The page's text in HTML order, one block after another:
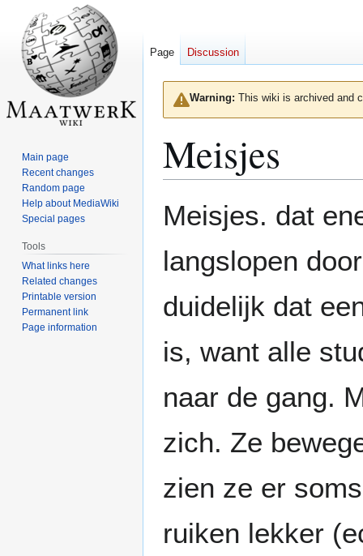
Warning: This wiki is archived and
Meisjes
toto
Meisjes. dat
langslopen
duidelijk dat
is, want alle
naar de gang.
zich. Ze
zien ze er
ruiken lekker
Page Discussion
Main page
Recent changes
Random page
Help about MediaWiki
Special pages
Tools
What links here
Related changes
Printable version
Permanent link
Page information